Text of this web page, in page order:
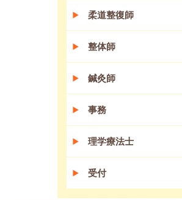
柔道整復師
整体師
鍼灸師
事務
理学療法士
受付